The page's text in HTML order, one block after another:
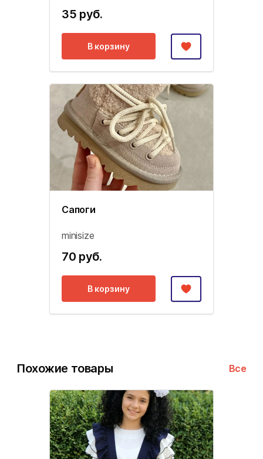
35 руб.
В корзину
Сапоги
minisize
70 руб.
В корзину
Похожие товары Все